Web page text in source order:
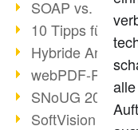
SOAP vs.
10 Tipps für
Hybride
webPDF-
SNoUG 2017
SoftVision auf